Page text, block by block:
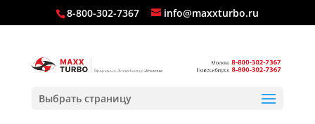
8-800-302-7367 info@maxxturbo.ru
Выбрать страницу